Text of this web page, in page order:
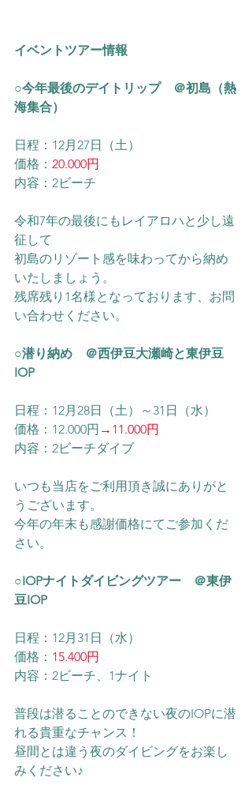
イベントツアー情報
○今年最後のデイトリップ　＠初島（熱
海集合）
日程：12月27日（土）
価格： 20.000円
内容：2ビーチ
令和7年の最後にもレイアロハと少し遠
征して
初島のリゾート感を味わってから納め
いたしましょう。
残席残り1名様となっております、お問
い合わせください。
○潜り納め　＠西伊豆大瀬崎と東伊豆
IOP
日程：12月28日（土）～31日（水）
価格：12.000円 →11.000円
内容：2ビーチダイブ
いつも当店をご利用頂き誠にありがと
うございます。
今年の年末も感謝価格にてご参加くだ
さい。
○IOPナイトダイビングツアー　＠東伊
豆IOP
日程：12月31日（水）
価格： 15.400円
内容：2ビーチ、1ナイト
普段は潜ることのできない夜のIOPに潜
れる貴重なチャンス！
昼間とは違う夜のダイビングをお楽し
みください♪